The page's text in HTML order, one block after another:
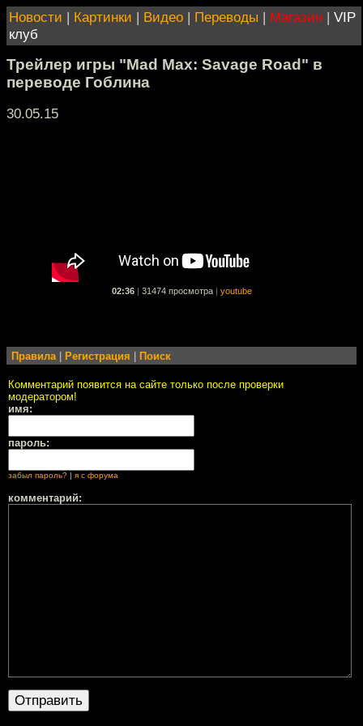
Новости | Картинки | Видео | Переводы | Магазин | VIP
клуб
Трейлер игры "Mad Max: Savage Road" в
переводе Гоблина
30.05.15
02:36 31474 просмотра youtube
Правила| Регистрация Поиск
Комментарий появится на сайте только после проверки
модератором!
имя:
пароль:
забыл пароль? я с форума
комментарий: